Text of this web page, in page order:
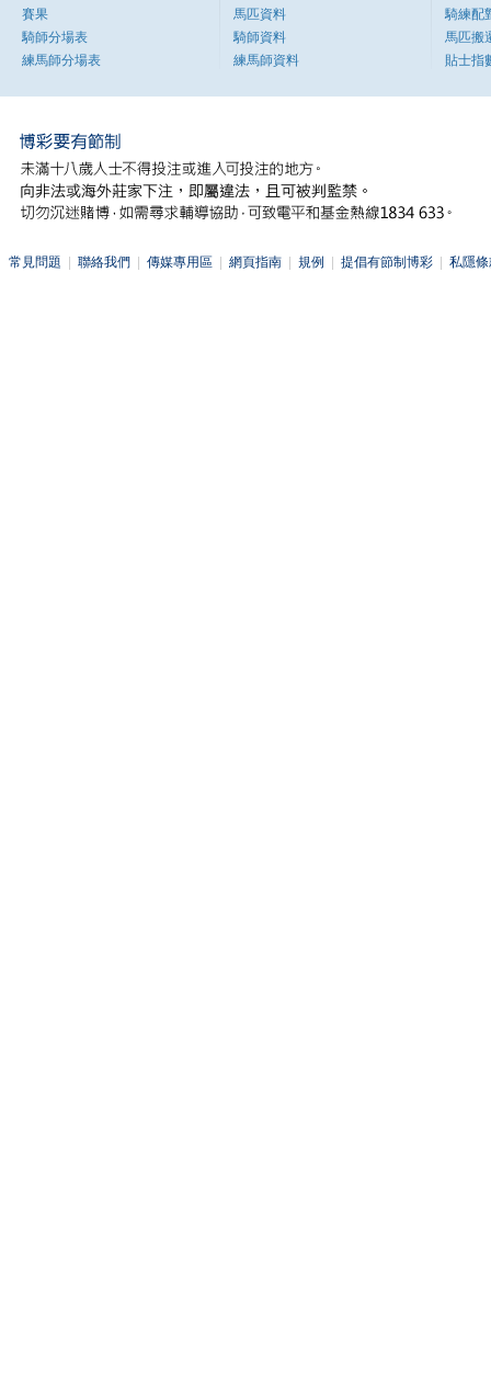
賽果
騎師分場表
練馬師分場表
馬匹資料
騎師資料
練馬師資料
騎練配
馬匹搬
貼士指
常見問題 聯絡我們 傳媒專用區 網頁指南 規例 提倡有節制博彩 私隱